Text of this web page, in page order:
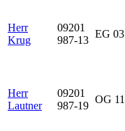
Herr
Krug
09201
987-13
EG 03
Herr
Lautner
09201
987-19
OG 11